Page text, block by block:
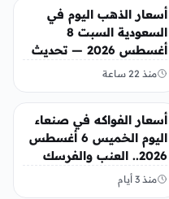
أخبار الإقتصاد
أسعار الذهب اليوم في
السعودية السبت 8
أغسطس 2026 — تحديث
مباشر
منذ 22 ساعة
أخبار الإقتصاد
أسعار الفواكه في صنعاء
اليوم الخميس 6 أغسطس
2026.. العنب والفرسك
والرمان في الأسواق
منذ 3 أيام